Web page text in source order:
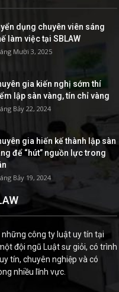
dụng chuyên viên sáng
làm việc tại SBLAW
Mười 3, 2025
gia kiến nghị sớm thí
lập sàn vàng, tín chỉ vàng
Bảy 22, 2024
gia hiến kế thành lập sàn
để “hút” nguồn lực trong
Bảy 19, 2024
công ty luật uy tín tại
đội ngũ Luật sư giỏi, có trình
tín, chuyên nghiệp và có
nhiều lĩnh vực.